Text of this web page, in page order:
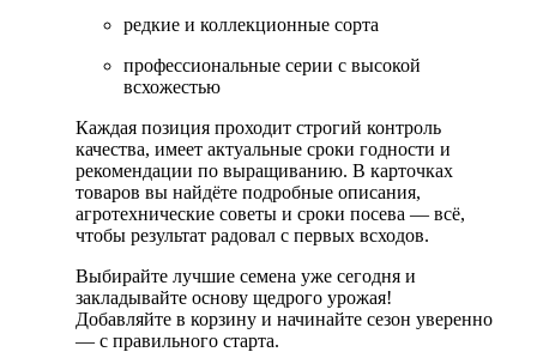
редкие и коллекционные сорта
профессиональные серии с высокой
всхожестью
Каждая позиция проходит строгий контроль
качества, имеет актуальные сроки годности и
рекомендации по выращиванию. В карточках
товаров вы найдёте подробные описания,
агротехнические советы и сроки посева — всё,
чтобы результат радовал с первых всходов.
Выбирайте лучшие семена уже сегодня и
закладывайте основу щедрого урожая!
Добавляйте в корзину и начинайте сезон уверенно
— с правильного старта.